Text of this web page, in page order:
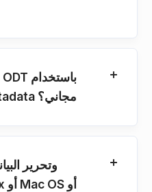
محرر GroupDocs.Metadata مجاني؟